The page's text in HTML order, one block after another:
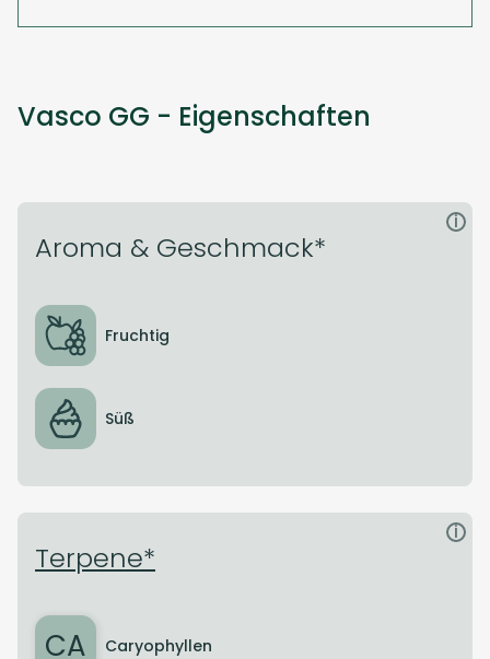
Vasco GG - Eigenschaften
Aroma & Geschmack*
i
Fruchtig
Süß
Terpene*
i
CA Caryophyllen